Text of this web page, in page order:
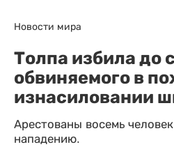
Новости мира
Толпа избила до
обвиняемого в
изнасиловании
Арестованы восемь
нападению.